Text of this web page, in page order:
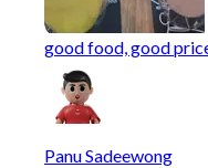
good food, good
Panu Sadeewong